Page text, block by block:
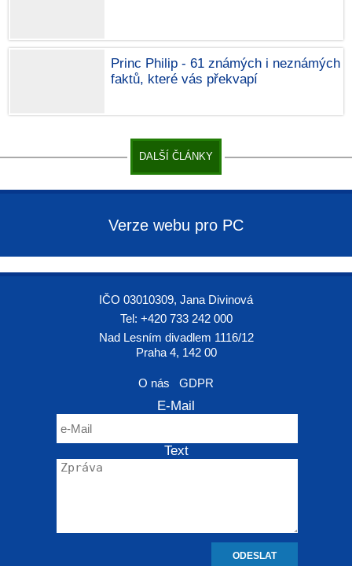
Princ Philip - 61 známých i neznámých
faktů, které vás překvapí
DALŠÍ ČLÁNKY
Verze webu pro PC
IČO 03010309, Jana Divinová
Tel: +420 733 242 000
Nad Lesním divadlem 1116/12
Praha 4, 142 00
O nás GDPR
E-Mail
Text
ODESLAT